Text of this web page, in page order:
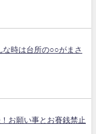
時は台所の○○がまさ
お願い事とお賽銭禁止